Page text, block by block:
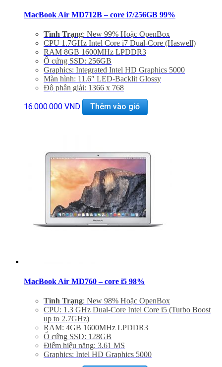
MacBook Air MD712B – core i7/256GB 99%
Tình Trạng: New 99% Hoặc OpenBox
CPU 1.7GHz Intel Core i7 Dual-Core (Haswell)
RAM 8GB 1600MHz LPDDR3
Ổ cứng SSD: 256GB
Graphics: Integrated Intel HD Graphics 5000
Màn hình: 11.6″ LED-Backlit Glossy
Độ phân giải: 1366 x 768
Khe cắm: Dual USB 3.0 Ports, One Thunderbolt Port
Thiết bị nghe nhìn: 720p FaceTime HD Camera
Bảo hành 6 tháng, đổi trả trong 15 ngày
Miễn phí vận chuyển trên toàn quốc
Miễn phí hỗ trợ cài đặt phần mềm
16.000.000 VND Thêm vào giỏ
MacBook Air MD760 – core i5 98%
Tình Trạng: New 98% Hoặc OpenBox
CPU: 1.3 GHz Dual-Core Intel Core i5 (Turbo Boost
up to 2.7GHz)
RAM: 4GB 1600MHz LPDDR3
Ổ cứng SSD: 128GB
Điểm hiệu năng: 3.61 MS
Graphics: Intel HD Graphics 5000